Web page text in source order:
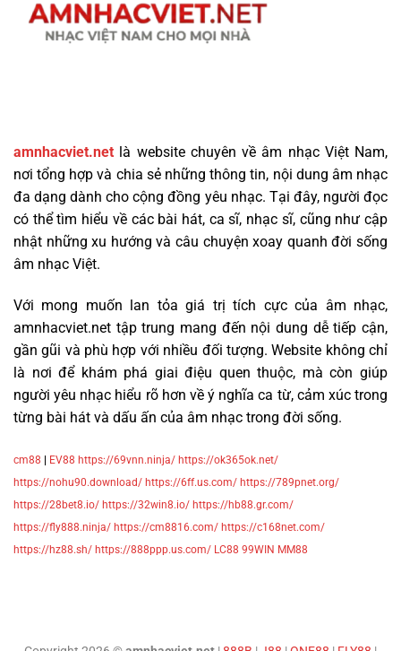
amnhacviet.net là website chuyên về âm nhạc Việt Nam,
nơi tổng hợp và chia sẻ những thông tin, nội dung âm nhạc
đa dạng dành cho cộng đồng yêu nhạc. Tại đây, người đọc
có thể tìm hiểu về các bài hát, ca sĩ, nhạc sĩ, cũng như cập
nhật những xu hướng và câu chuyện xoay quanh đời sống
âm nhạc Việt.
Với mong muốn lan tỏa giá trị tích cực của âm nhạc,
amnhacviet.net tập trung mang đến nội dung dễ tiếp cận,
gần gũi và phù hợp với nhiều đối tượng. Website không chỉ
là nơi để khám phá giai điệu quen thuộc, mà còn giúp
người yêu nhạc hiểu rõ hơn về ý nghĩa ca từ, cảm xúc trong
từng bài hát và dấu ấn của âm nhạc trong đời sống.
cm88 | EV88 https://69vnn.ninja/ https://ok365ok.net/
https://nohu90.download/ https://6ff.us.com/ https://789pnet.org/
https://28bet8.io/ https://32win8.io/ https://hb88.gr.com/
https://fly888.ninja/ https://cm8816.com/ https://c168net.com/
https://hz88.sh/ https://888ppp.us.com/ LC88 99WIN MM88